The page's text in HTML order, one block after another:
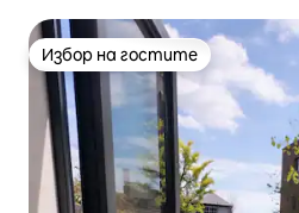
Избор на гостите
Избор на гостите